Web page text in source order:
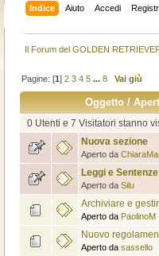
Indice Aiuto Accedi
Il Forum del GOLDEN
Pagine: [1]2 3 4 5 ...8 Vai giù
Oggetto/
0 Utenti e 7 Visitatori stanno
Nuova sezione
Aperto da
Leggi e Sentenze
Aperto da Silu
Archiviare e
Aperto da PaolinoM
Nuovo
Aperto da sassello